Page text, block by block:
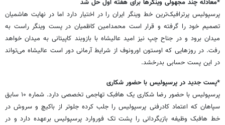
*معادله چند مجهولی وینگرها برای هفته اول حل شد
پرسپولیس پرترافیک‌ترین خط وینگر ایران را در اختیار دارد اما در نهایت هاشمیان
تصمیم خود را گرفته و قرار است محمدامین کاظمیان در پست وینگر راست به
میدان برود و در جناح چپ نیز امید عالیشاه با بازوبند کاپیتانی به میدان خواهد
رفت. در روزهایی که اوستون اورونوف از شرایط آرمانی دور است عالیشاه می‌تواند
در این پست حسابی بدرخشد.
*پست جدید در پرسپولیس با حضور شکاری
پرسپولیس با حضور رضا شکاری یک هافبک تهاجمی تخصصی دارد. شماره ۱۰ سابق
سپاهان که اعتماد کادرفنی پرسپولیس را جلب کرده جلوتر از باکیچ و سروش در
خط هافبک وظیفه بازیگردانی را پشت تک فوروارد پرسپولیس برعهده دارد و در